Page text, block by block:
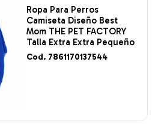
Ropa Para Perros
Camiseta Diseño Best
Mom THE PET FACTORY
Talla Extra Extra Pequeño
Cod. 7861170137544